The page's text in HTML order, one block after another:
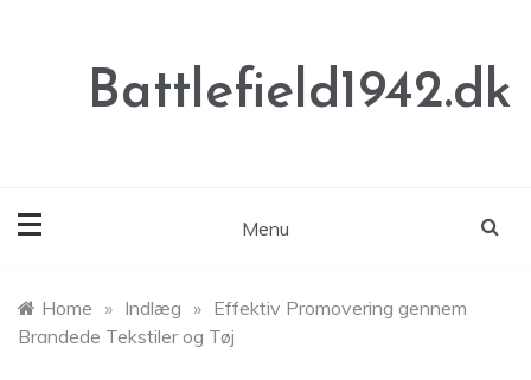
Battlefield1942.dk
Menu
Home » Indlæg » Effektiv Promovering gennem
Brandede Tekstiler og Tøj